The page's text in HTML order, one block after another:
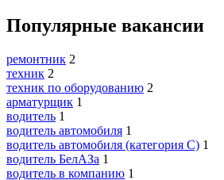
Популярные вакансии
ремонтник 2
техник 2
техник по оборудованию 2
арматурщик 1
водитель 1
водитель автомобиля 1
водитель автомобиля (категория C) 1
водитель БелАЗа 1
водитель в компанию 1